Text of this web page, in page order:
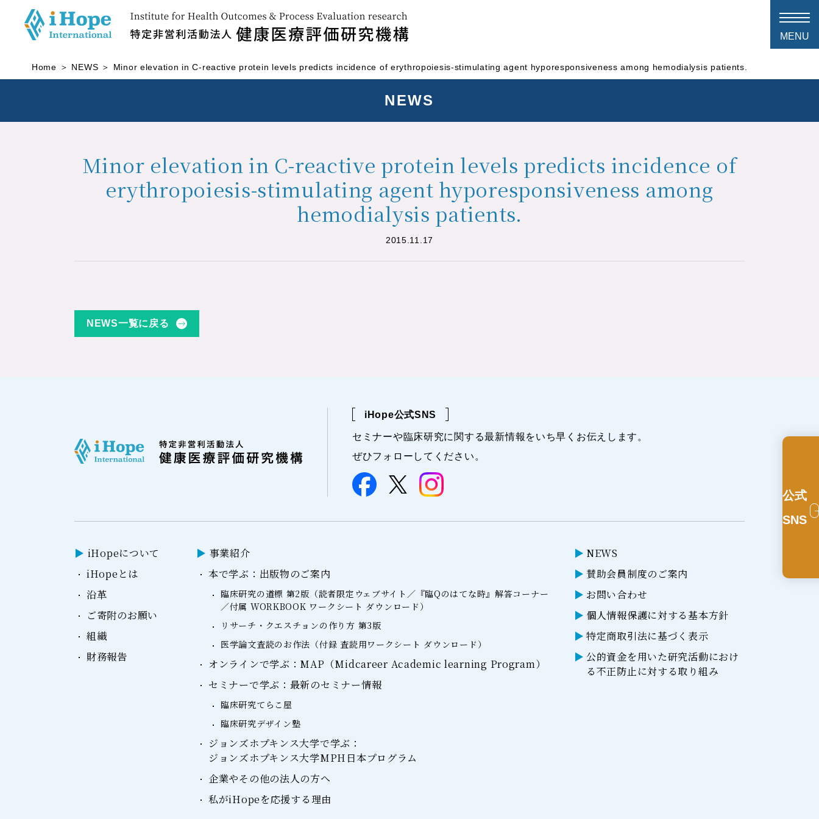
Home NEWS Minor elevation in C-reactive protein levels predicts incidence of erythropoiesis-stimulating agent hyporesponsiveness among hemodialysis patients.
NEWS
Minor elevation in C-reactive protein levels predicts incidence of
erythropoiesis-stimulating agent hyporesponsiveness among
hemodialysis patients.
2015.11.17
NEWS一覧に戻る
iHope公式SNS
セミナーや臨床研究に関する最新情報をいち早くお伝えします。
ぜひフォローしてください。
iHopeについて
iHopeとは
沿革
ご寄附のお願い
組織
財務報告
事業紹介
本で学ぶ：出版物のご案内
臨床研究の道標 第2版（読者限定ウェブサイト／『臨Qのはてな時』解答コーナー
／付属 WORKBOOK ワークシート ダウンロード）
リサーチ・クエスチョンの作り方 第3版
医学論文査読のお作法（付録 査読用ワークシート ダウンロード）
オンラインで学ぶ：MAP（Midcareer Academic learning Program）
セミナーで学ぶ：最新のセミナー情報
臨床研究てらこ屋
臨床研究デザイン塾
ジョンズホプキンス大学で学ぶ：
ジョンズホプキンス大学MPH日本プログラム
企業やその他の法人の方へ
私がiHopeを応援する理由
NEWS
賛助会員制度のご案内
お問い合わせ
個人情報保護に対する基本方針
特定商取引法に基づく表示
公的資金を用いた研究活動におけ
る不正防止に対する取り組み
公式
SNS